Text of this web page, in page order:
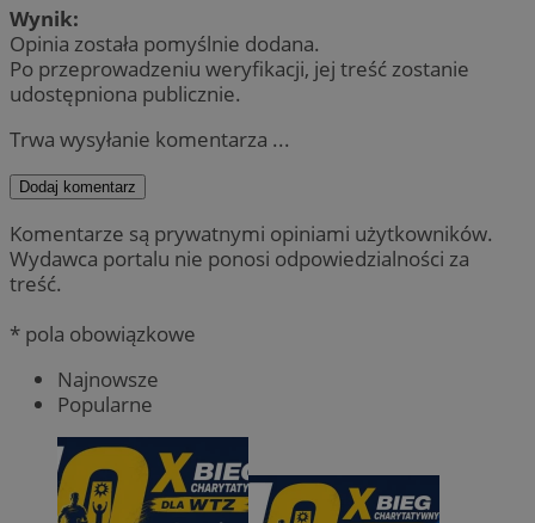
Wynik:
Opinia została pomyślnie dodana.
Po przeprowadzeniu weryfikacji, jej treść zostanie
udostępniona publicznie.
Trwa wysyłanie komentarza ...
Dodaj komentarz
Komentarze są prywatnymi opiniami użytkowników.
Wydawca portalu nie ponosi odpowiedzialności za
treść.
* pola obowiązkowe
Najnowsze
Popularne